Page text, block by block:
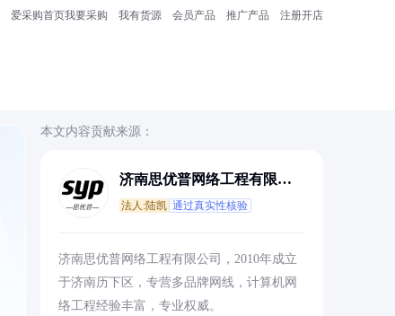
爱采购首页我要采购 我有货源 会员产品 推广产品 注册开店
本文内容贡献来源：
济南思优普网络工程有限公
法人:陆凯 通过真实性核验
济南思优普网络工程有限公司，2010年成立
于济南历下区，专营多品牌网线，计算机网
络工程经验丰富，专业权威。